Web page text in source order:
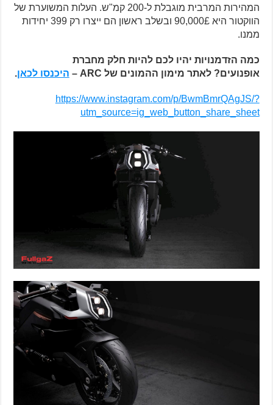
המהירות המרבית מוגבלת ל-200 קמ"ש. העלות המשוערת של
הווקטור היא 90,000£ ובשלב ראשון הם ייצרו רק 399 יחידות
ממנו.
כמה הזדמנויות יהיו לכם להיות חלק מחברת
אופנועים? לאתר מימון ההמונים של ARC –
היכנסו לכאן.
https://www.instagram.com/p/BwmBmrQAgJS/?
utm_source=ig_web_button_share_sheet